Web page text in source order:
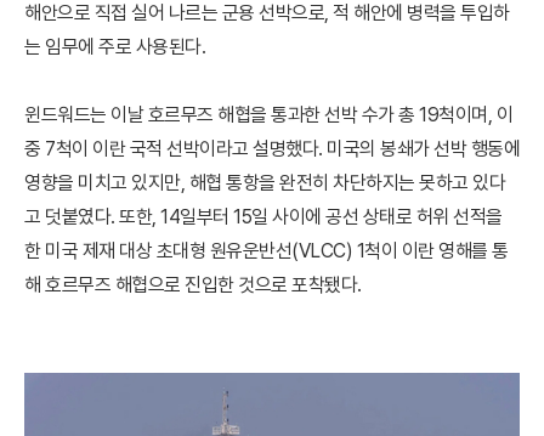
해안으로 직접 실어 나르는 군용 선박으로, 적 해안에 병력을 투입하
는 임무에 주로 사용된다.
윈드워드는 이날 호르무즈 해협을 통과한 선박 수가 총 19척이며, 이
중 7척이 이란 국적 선박이라고 설명했다. 미국의 봉쇄가 선박 행동에
영향을 미치고 있지만, 해협 통항을 완전히 차단하지는 못하고 있다
고 덧붙였다. 또한, 14일부터 15일 사이에 공선 상태로 허위 선적을
한 미국 제재 대상 초대형 원유운반선(VLCC) 1척이 이란 영해를 통
해 호르무즈 해협으로 진입한 것으로 포착됐다.